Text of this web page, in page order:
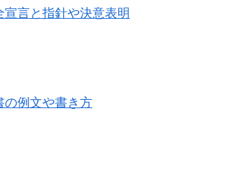
言と指針や決意表明
の例文や書き方